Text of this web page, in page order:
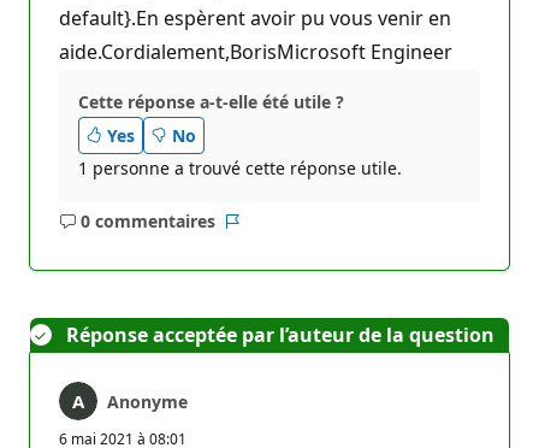
default}.En espèrent avoir pu vous venir en
aide.Cordialement,BorisMicrosoft Engineer
Cette réponse a-t-elle été utile ?
Yes
No
1 personne a trouvé cette réponse utile.
0 commentaires
Aucun
Réponse acceptée par l’auteur de la question
Anonyme
6 mai 2021 à 08:01